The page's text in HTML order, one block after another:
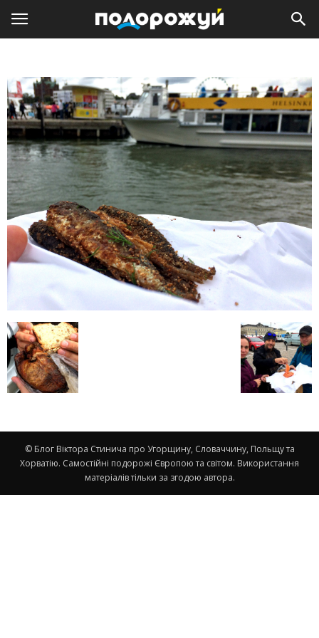
© Блог Віктора Стинича про Угорщину, Словаччину, Польщу та
Хорватію. Самостійні подорожі Європою та світом. Використання
матеріалів тільки за згодою автора.